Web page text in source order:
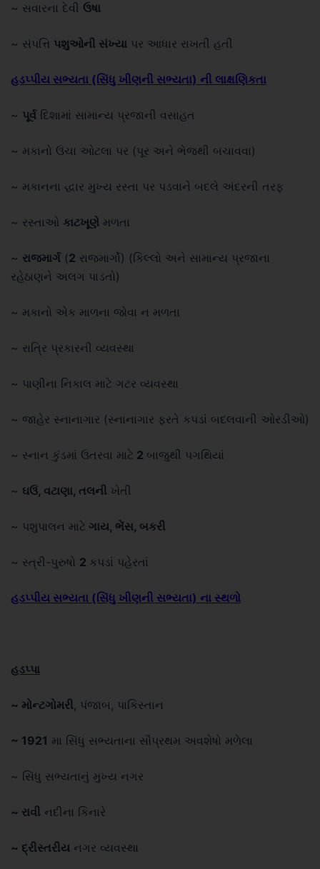
~ સવારના દેવી ઉષા
~ સંપત્તિ પશુઓની સંખ્યા પર આધાર રાખતી હતી
હડપ્પીય સભ્યતા (સિંધુ ખીણની સભ્યતા) ની લાક્ષણિકતા
~ પૂર્વદિશામાં સામાન્ય પ્રજાની વસાહત
~ મકાનો ઉંચા ઓટલા પર (પૂર અને ભેજથી બચાવવા)
~ મકાનના દ્ધાર મુખ્ય રસ્તા પર પડવાને બદલે અંદરની તરફ
~ રસ્તાઓ કાટખૂણે મળતા
~ રાજમાર્ગ(2 રાજમાર્ગો) (કિલ્લો અને સામાન્ય પ્રજાના
રહેઠાણને અલગ પાડતો)
~ મકાનો એક માળના જોવા ન મળતા
~ રાત્રિ પ્રકારની વ્યવસ્થા
~ પાણીના નિકાલ માટે ગટર વ્યવસ્થા
~ જાહેર સ્નાનાગાર (સ્નાનાગાર ફરતે કપડાં બદલવાની ઓરડીઓ)
~ સ્નાન કુંડમાં ઉતરવા માટે 2 બાજુથી પગથિયાં
~ ઘઉં, વટાણા, તલની ખેતી
~ પશુપાલન માટે ગાય, ભેંસ, બકરી
~ સ્ત્રી-પુરુષો 2 કપડાં પહેરતાં
હડપ્પીય સભ્યતા (સિંધુ ખીણની સભ્યતા) ના સ્થળો
હડપ્પા
~ મોન્ટગોમરી, પંજાબ, પાકિસ્તાન
~ 1921 મા સિંધુ સભ્યતાના સૌપ્રથમ અવશેષો મળેલા
~ સિંધુ સભ્યતાનું મુખ્ય નગર
~ રાવી નદીના કિનારે
~ દ્રીસ્તરીય નગર વ્યવસ્થા